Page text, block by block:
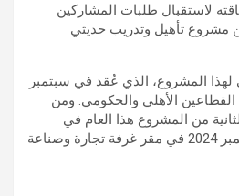
لاستقبال طلبات المشاركين
مشروع تأهيل وتدريب حديثي
المشروع، الذي عُقد في سبتمبر
كلا القطاعين الأهلي والحكومي. ومن
من المشروع هذا العام في
الفترة من 01 إلى 18 سبتمبر 2024 في مقر غرفة تجارة وصناعة